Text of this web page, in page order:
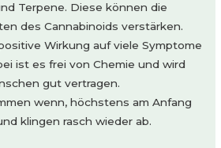
Terpene. Diese können die
des Cannabinoids verstärken.
Wirkung auf viele Symptome
ist es frei von Chemie und wird
gut vertragen.
wenn, höchstens am Anfang
klingen rasch wieder ab.